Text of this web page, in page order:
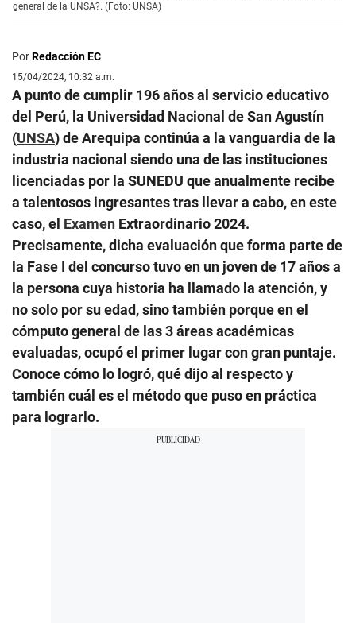
general de la UNSA?. (Foto: UNSA)
PorRedacción EC
15/04/2024, 10:32 a.m.
A punto de cumplir 196 años al servicio educativo
del Perú, la Universidad Nacional de San Agustín
(UNSA) de Arequipa continúa a la vanguardia de la
industria nacional siendo una de las instituciones
licenciadas por la SUNEDU que anualmente recibe
a talentosos ingresantes tras llevar a cabo, en este
caso, el Examen Extraordinario 2024.
Precisamente, dicha evaluación que forma parte de
la Fase I del concurso tuvo en un joven de 17 años a
la persona cuya historia ha llamado la atención, y
no solo por su edad, sino también porque en el
cómputo general de las 3 áreas académicas
evaluadas, ocupó el primer lugar con gran puntaje.
Conoce cómo lo logró, qué dijo al respecto y
también cuál es el método que puso en práctica
para lograrlo.